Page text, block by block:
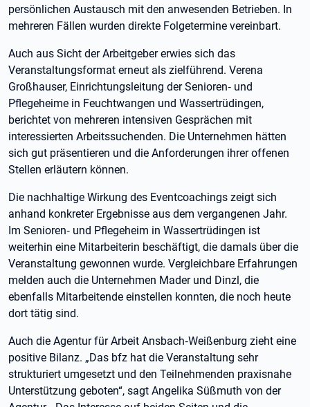
persönlichen Austausch mit den anwesenden Betrieben. In
mehreren Fällen wurden direkte Folgetermine vereinbart.
Auch aus Sicht der Arbeitgeber erwies sich das
Veranstaltungsformat erneut als zielführend. Verena
Großhauser, Einrichtungsleitung der Senioren‑ und
Pflegeheime in Feuchtwangen und Wassertrüdingen,
berichtet von mehreren intensiven Gesprächen mit
interessierten Arbeitssuchenden. Die Unternehmen hätten
sich gut präsentieren und die Anforderungen ihrer offenen
Stellen erläutern können.
Die nachhaltige Wirkung des Eventcoachings zeigt sich
anhand konkreter Ergebnisse aus dem vergangenen Jahr.
Im Senioren‑ und Pflegeheim in Wassertrüdingen ist
weiterhin eine Mitarbeiterin beschäftigt, die damals über die
Veranstaltung gewonnen wurde. Vergleichbare Erfahrungen
melden auch die Unternehmen Mader und Dinzl, die
ebenfalls Mitarbeitende einstellen konnten, die noch heute
dort tätig sind.
Auch die Agentur für Arbeit Ansbach‑Weißenburg zieht eine
positive Bilanz. „Das bfz hat die Veranstaltung sehr
strukturiert umgesetzt und den Teilnehmenden praxisnahe
Unterstützung geboten“, sagt Angelika Süßmuth von der